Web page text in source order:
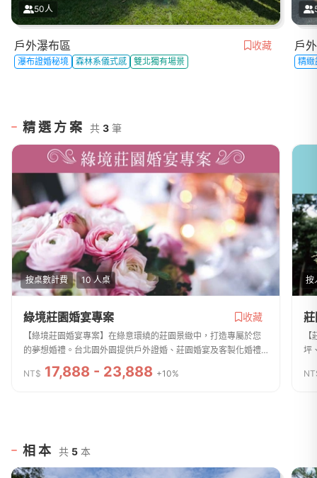
50人
戶外瀑布區 收藏
瀑布證婚秘境 森林系儀式感 雙北獨有場景
戶
精緻
相本 共 5 本
精選方案 共 3 筆
按桌數計費 10 人桌
綠境莊園婚宴專案 收藏
【綠境莊園婚宴專案】在綠意環繞的莊園景緻中，打造專屬於您
的夢想婚禮。台北園外園提供戶外證婚、莊園婚宴及客製化婚禮
服務，結合五星級團隊與細緻款待，陪伴新人完成每一個重要時
刻。｜專案禮遇｜✓ 戶外證婚儀式優...
NT$ 17,888 - 23,888 +10%
按
坪
規